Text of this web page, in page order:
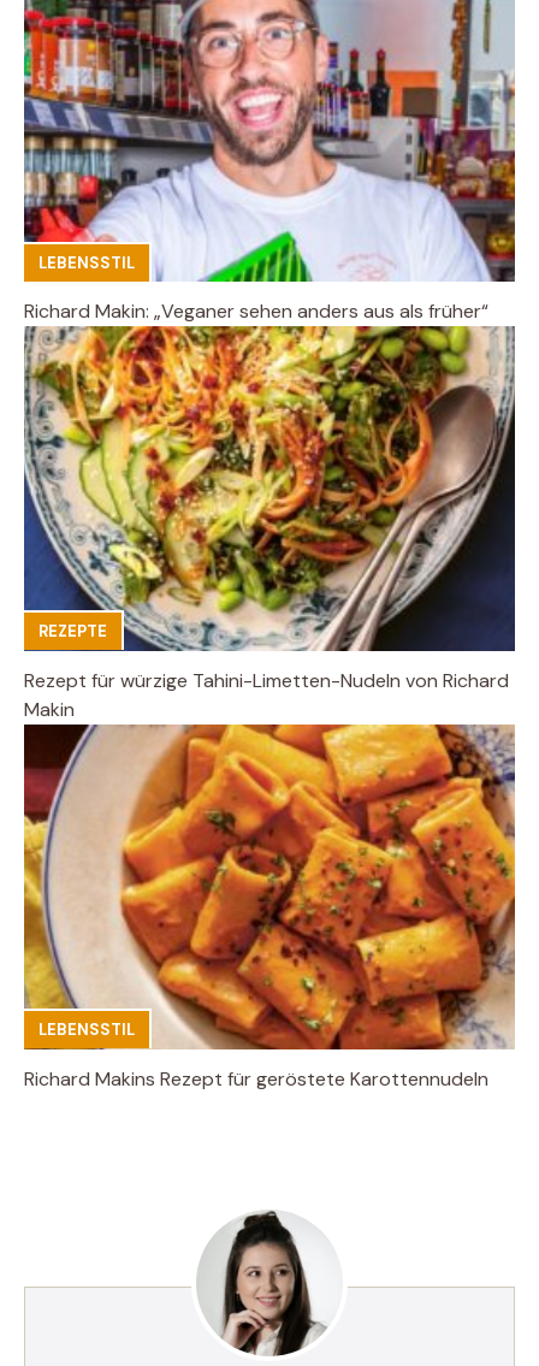
LEBENSSTIL
Richard Makin: „Veganer sehen anders aus als früher“
REZEPTE
Rezept für würzige Tahini-Limetten-Nudeln von Richard
Makin
LEBENSSTIL
Richard Makins Rezept für geröstete Karottennudeln